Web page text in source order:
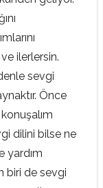
ilerlersin.
sevgi
Önce
dilini bilse ne
yardım
biri de sevgi